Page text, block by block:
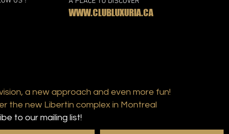
WWW.CLUBLUXURIA.CA
a new approach and even more fun!
the new Libertin complex in Montreal
to our mailing list!